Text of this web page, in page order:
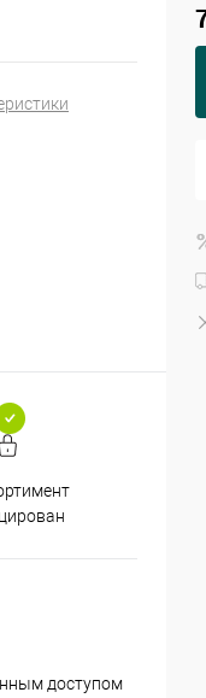
доступом